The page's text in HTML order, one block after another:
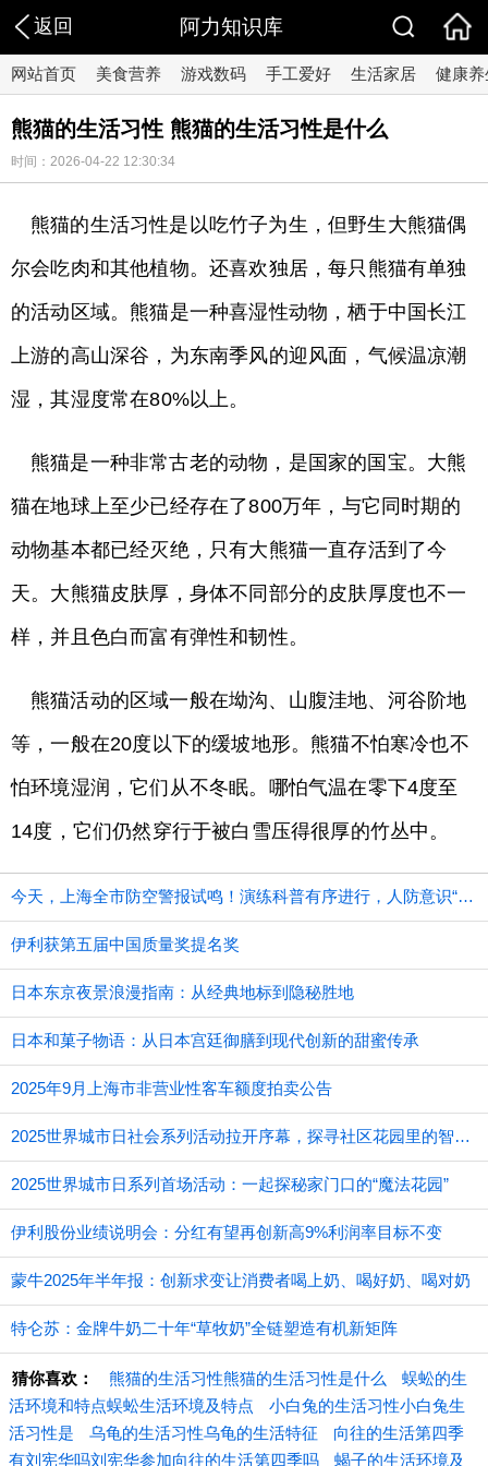
返回 阿力知识库
网站首页 美食营养 游戏数码 手工爱好 生活家居 健康养
熊猫的生活习性 熊猫的生活习性是什么
时间：2026-04-22 12:30:34
熊猫的生活习性是以吃竹子为生，但野生大熊猫偶
尔会吃肉和其他植物。还喜欢独居，每只熊猫有单独
的活动区域。熊猫是一种喜湿性动物，栖于中国长江
上游的高山深谷，为东南季风的迎风面，气候温凉潮
湿，其湿度常在80%以上。
熊猫是一种非常古老的动物，是国家的国宝。大熊
猫在地球上至少已经存在了800万年，与它同时期的
动物基本都已经灭绝，只有大熊猫一直存活到了今
天。大熊猫皮肤厚，身体不同部分的皮肤厚度也不一
样，并且色白而富有弹性和韧性。
熊猫活动的区域一般在坳沟、山腹洼地、河谷阶地
等，一般在20度以下的缓坡地形。熊猫不怕寒冷也不
怕环境湿润，它们从不冬眠。哪怕气温在零下4度至
14度，它们仍然穿行于被白雪压得很厚的竹丛中。
今天，上海全市防空警报试鸣！演练科普有序进行，人防意识“声入人心”
伊利获第五届中国质量奖提名奖
日本东京夜景浪漫指南：从经典地标到隐秘胜地
日本和菓子物语：从日本宫廷御膳到现代创新的甜蜜传承
2025年9月上海市非营业性客车额度拍卖公告
2025世界城市日社会系列活动拉开序幕，探寻社区花园里的智慧应用
2025世界城市日系列首场活动：一起探秘家门口的“魔法花园”
伊利股份业绩说明会：分红有望再创新高9%利润率目标不变
蒙牛2025年半年报：创新求变让消费者喝上奶、喝好奶、喝对奶
特仑苏：金牌牛奶二十年“草牧奶”全链塑造有机新矩阵
猜你喜欢： 熊猫的生活习性熊猫的生活习性是什么
蜈蚣的生
活环境和特点蜈蚣生活环境及特点
小白兔的生活习性小白兔生
活习性是
乌龟的生活习性乌龟的生活特征
向往的生活第四季
有刘宪华吗刘宪华参加向往的生活第四季吗
蝎子的生活环境及